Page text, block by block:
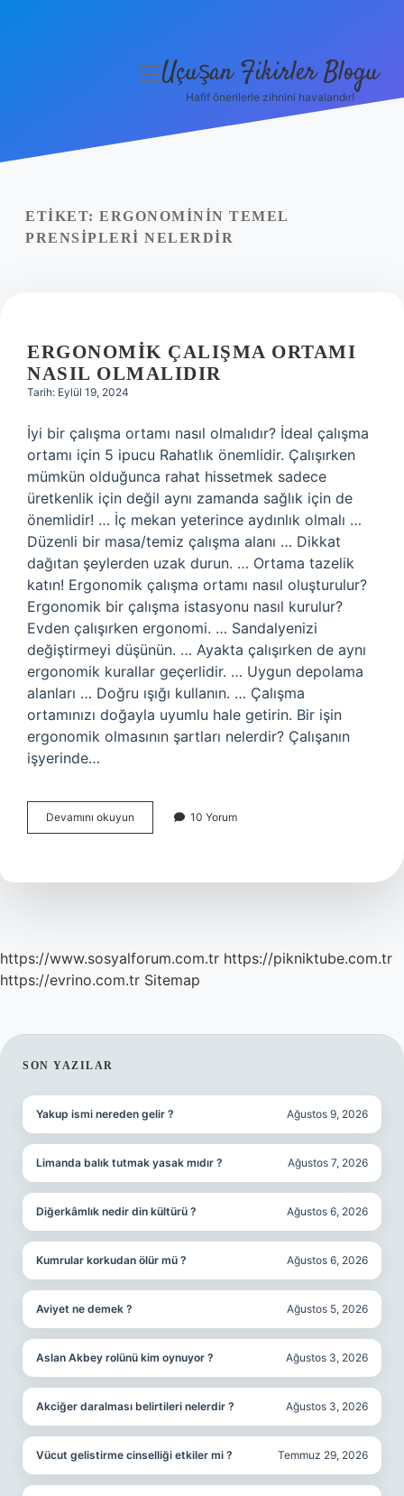
Yasal Uyarı
menüyü
Uçuşan Fikirler Blogu
Hafif önerilerle zihnini havalandır!
ETIKET: ERGONOMININ TEMEL
PRENSIPLERI NELERDIR
ERGONOMIK ÇALIŞMA ORTAMI
NASIL OLMALIDIR
Tarih: Eylül 19, 2024
İyi bir çalışma ortamı nasıl olmalıdır? İdeal çalışma
ortamı için 5 ipucu Rahatlık önemlidir. Çalışırken
mümkün olduğunca rahat hissetmek sadece
üretkenlik için değil aynı zamanda sağlık için de
önemlidir! … İç mekan yeterince aydınlık olmalı …
Düzenli bir masa/temiz çalışma alanı … Dikkat
dağıtan şeylerden uzak durun. … Ortama tazelik
katın! Ergonomik çalışma ortamı nasıl oluşturulur?
Ergonomik bir çalışma istasyonu nasıl kurulur?
Evden çalışırken ergonomi. … Sandalyenizi
değiştirmeyi düşünün. … Ayakta çalışırken de aynı
ergonomik kurallar geçerlidir. … Uygun depolama
alanları … Doğru ışığı kullanın. … Çalışma
ortamınızı doğayla uyumlu hale getirin. Bir işin
ergonomik olmasının şartları nelerdir? Çalışanın
işyerinde…
Devamını okuyun Ergonomik
Çalışma
Olmalıdır
10 Yorum
https://www.sosyalforum.com.tr https://pikniktube.com.tr
https://evrino.com.tr Sitemap
SIDEBAR
SON YAZILAR
Yakup ismi nereden gelir ? Ağustos 9, 2026
Limanda balık tutmak yasak mıdır ? Ağustos 7, 2026
Diğerkâmlık nedir din kültürü ? Ağustos 6, 2026
Kumrular korkudan ölür mü ? Ağustos 6, 2026
Aviyet ne demek ? Ağustos 5, 2026
Aslan Akbey rolünü kim oynuyor ? Ağustos 3, 2026
Akciğer daralması belirtileri nelerdir ? Ağustos 3, 2026
Vücut gelistirme cinselliği etkiler mi ? Temmuz 29, 2026